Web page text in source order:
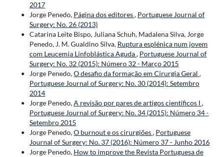
2017
Jorge Penedo, Página dos editores, Portuguese Journal of
Surgery: No. 26 (2013)
Catarina Leite Bispo, Juliana Schuh, Madalena Silva, Jorge
Penedo, J. M. Gualdino Silva, Ruptura esplénica num jovem
com Leucemia Linfoblástica Aguda, Portuguese Journal of
Surgery: No. 32 (2015): Número 32 - Março 2015
Jorge Penedo,O desafio da formação em Cirurgia Geral ,
Portuguese Journal of Surgery: No. 30 (2014): Setembro
2014
Jorge Penedo,A revisão por pares de artigos científicos I ,
Portuguese Journal of Surgery: No. 34 (2015): Número 34 -
Setembro 2015
Jorge Penedo,O burnout e os cirurgiões, Portuguese
Journal of Surgery: No. 37 (2016): Número 37 - Junho 2016
Jorge Penedo, How to improve the Revista Portuguesa de